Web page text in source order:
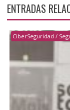
ENTRADAS
CiberSeguridad /